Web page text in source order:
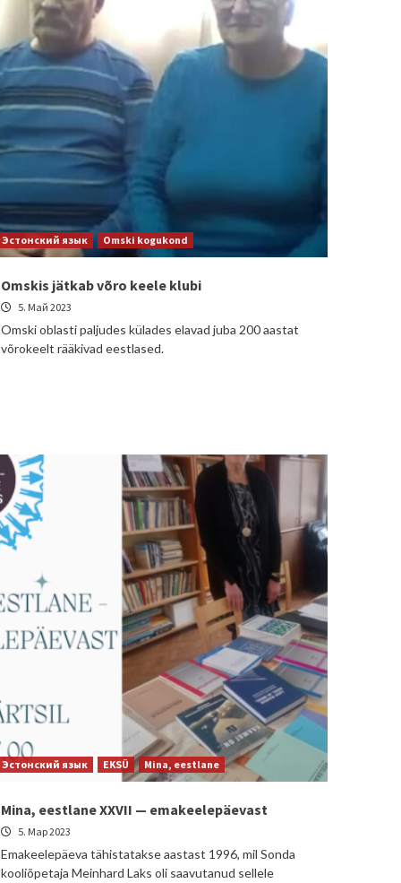
Эстонский язык Omski kogukond
Omskis jätkab võro keele klubi
5. Май 2023
Omski oblasti paljudes külades elavad juba 200 aastat
võrokeelt rääkivad eestlased.
Эстонский язык EKSÜ Mina, eestlane
Mina, eestlane XXVII — emakeelepäevast
5. Мар 2023
Emakeelepäeva tähistatakse aastast 1996, mil Sonda
kooliõpetaja Meinhard Laks oli saavutanud sellele